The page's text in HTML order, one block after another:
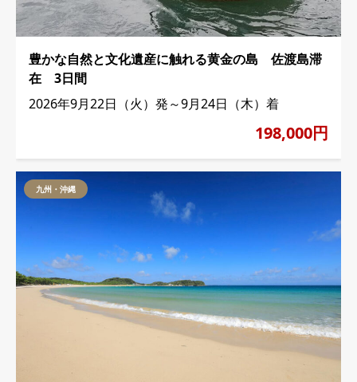
豊かな自然と文化遺産に触れる黄金の島 佐渡島滞
在 3日間
2026年9月22日（火）発～9月24日（木）着
198,000円
九州・沖縄